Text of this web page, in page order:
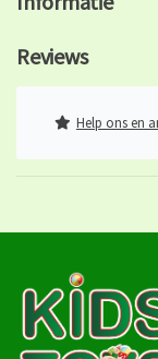
Reviews
Help ons en